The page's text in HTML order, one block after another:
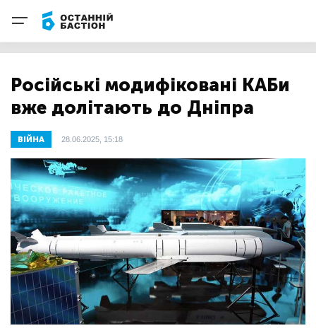
Російські модифіковані КАБи
вже долітають до Дніпра
ВІЙНА 28.06.2025, 15:18